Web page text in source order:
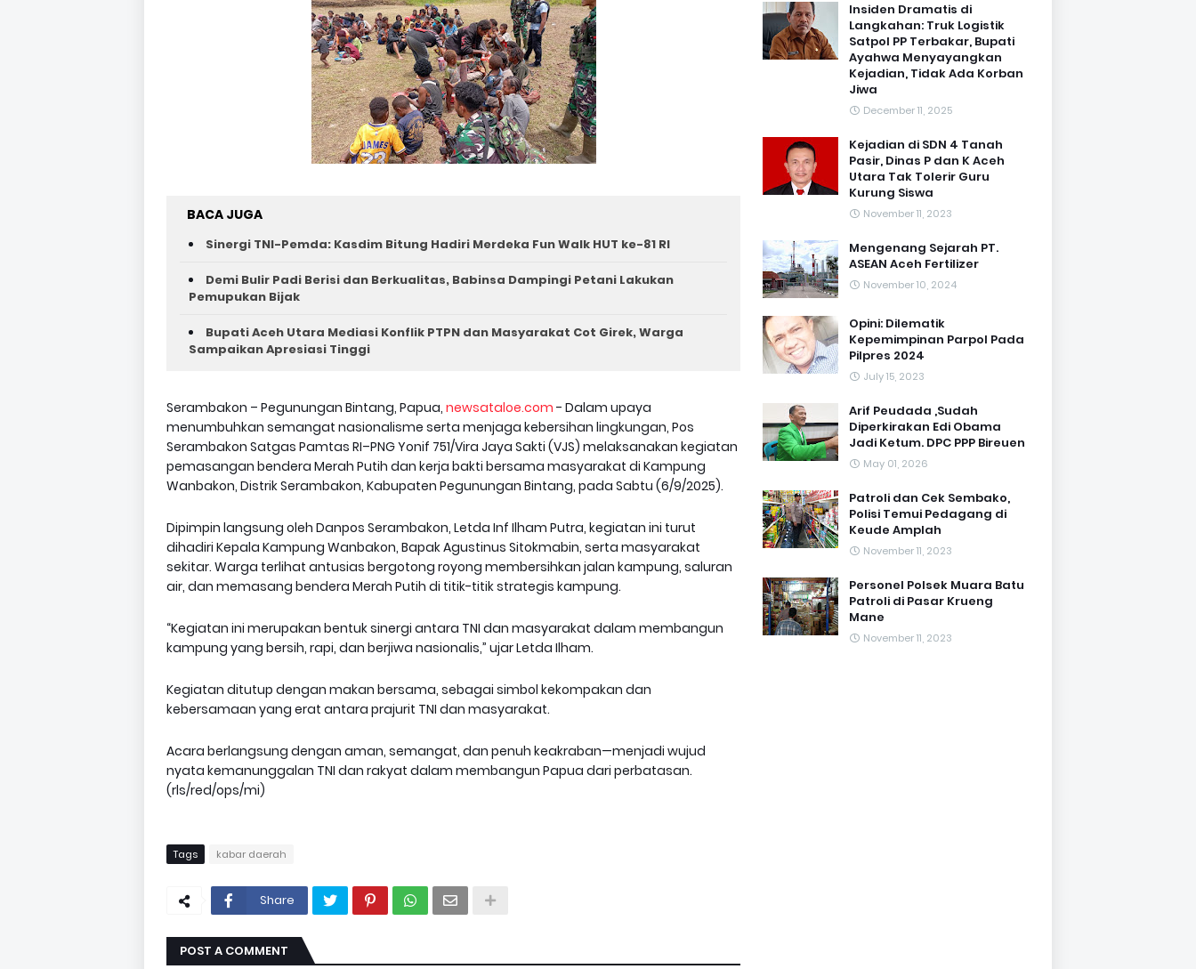
BACA JUGA
Sinergi TNI-Pemda: Kasdim Bitung Hadiri Merdeka Fun Walk HUT ke-81 RI
Demi Bulir Padi Berisi dan Berkualitas, Babinsa Dampingi Petani Lakukan
Pemupukan Bijak
Bupati Aceh Utara Mediasi Konflik PTPN dan Masyarakat Cot Girek, Warga
Sampaikan Apresiasi Tinggi
Serambakon – Pegunungan Bintang, Papua, newsataloe.com - Dalam upaya
menumbuhkan semangat nasionalisme serta menjaga kebersihan lingkungan, Pos
Serambakon Satgas Pamtas RI–PNG Yonif 751/Vira Jaya Sakti (VJS) melaksanakan kegiatan
pemasangan bendera Merah Putih dan kerja bakti bersama masyarakat di Kampung
Wanbakon, Distrik Serambakon, Kabupaten Pegunungan Bintang, pada Sabtu (6/9/2025).
Dipimpin langsung oleh Danpos Serambakon, Letda Inf Ilham Putra, kegiatan ini turut
dihadiri Kepala Kampung Wanbakon, Bapak Agustinus Sitokmabin, serta masyarakat
sekitar. Warga terlihat antusias bergotong royong membersihkan jalan kampung, saluran
air, dan memasang bendera Merah Putih di titik-titik strategis kampung.
“Kegiatan ini merupakan bentuk sinergi antara TNI dan masyarakat dalam membangun
kampung yang bersih, rapi, dan berjiwa nasionalis,” ujar Letda Ilham.
Kegiatan ditutup dengan makan bersama, sebagai simbol kekompakan dan
kebersamaan yang erat antara prajurit TNI dan masyarakat.
Acara berlangsung dengan aman, semangat, dan penuh keakraban—menjadi wujud
nyata kemanunggalan TNI dan rakyat dalam membangun Papua dari perbatasan.
(rls/red/ops/mi)
Tags kabar daerah
Share
POST A COMMENT
Insiden Dramatis di
Langkahan: Truk Logistik
Satpol PP Terbakar, Bupati
Ayahwa Menyayangkan
Kejadian, Tidak Ada Korban
Jiwa
December 11, 2025
Kejadian di SDN 4 Tanah
Pasir, Dinas P dan K Aceh
Utara Tak Tolerir Guru
Kurung Siswa
November 11, 2023
Mengenang Sejarah PT.
ASEAN Aceh Fertilizer
November 10, 2024
Opini: Dilematik
Kepemimpinan Parpol Pada
Pilpres 2024
July 15, 2023
Arif Peudada ,Sudah
Diperkirakan Edi Obama
Jadi Ketum. DPC PPP Bireuen
May 01, 2026
Patroli dan Cek Sembako,
Polisi Temui Pedagang di
Keude Amplah
November 11, 2023
Personel Polsek Muara Batu
Patroli di Pasar Krueng
Mane
November 11, 2023